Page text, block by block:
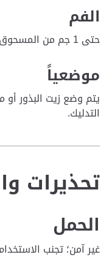
الفم
حتى 1 جم من المسحوق الجاف يومياً مقسمة على جرعات.
موضعياً
يتم وضع زيت البذور أو
التدليك.
تحذيرات
الحمل
غير آمن؛ تجنب